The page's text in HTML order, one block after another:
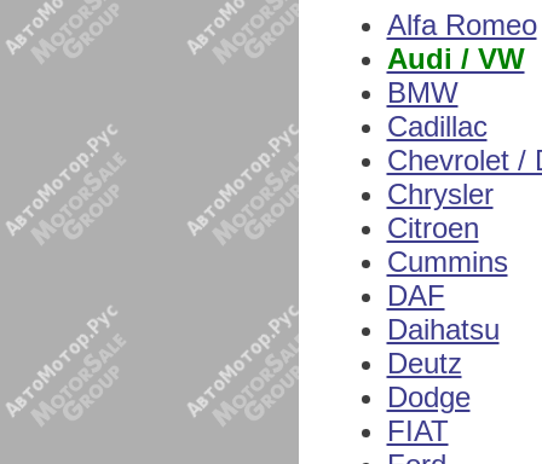
Alfa Romeo
Audi / VW
BMW
Cadillac
Chevrolet /
Chrysler
Citroen
Cummins
DAF
Daihatsu
Deutz
Dodge
FIAT